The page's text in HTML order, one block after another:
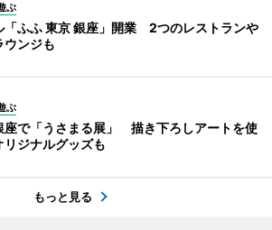
ぶ
「ふふ 東京 銀座」開業 2つのレストランや
ウンジも
ぶ
座で「うさまる展」 描き下ろしアートを使
リジナルグッズも
もっと見る